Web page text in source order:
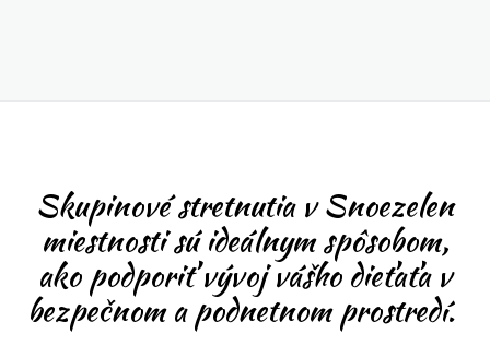
Skupinové stretnutia v Snoezelen
miestnosti sú ideálnym spôsobom,
ako podporiť vývoj vášho dieťaťa v
bezpečnom a podnetnom prostredí.